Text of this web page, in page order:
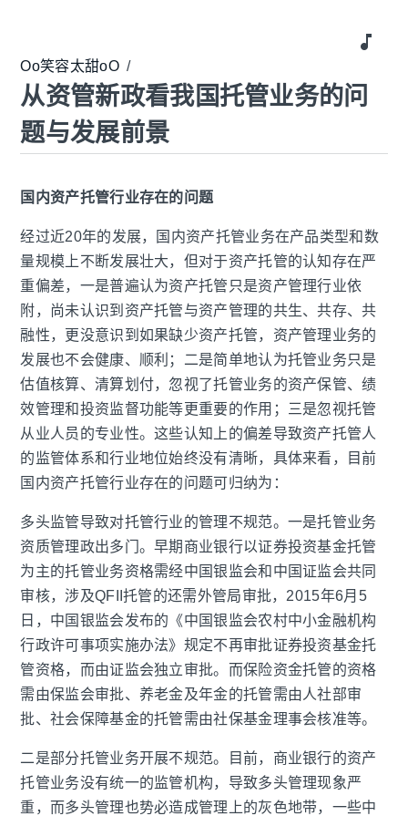
music_note
Oo笑容太甜oO /
从资管新政看我国托管业务的问
题与发展前景
国内资产托管行业存在的问题
经过近20年的发展，国内资产托管业务在产品类型和数
量规模上不断发展壮大，但对于资产托管的认知存在严
重偏差，一是普遍认为资产托管只是资产管理行业依
附，尚未认识到资产托管与资产管理的共生、共存、共
融性，更没意识到如果缺少资产托管，资产管理业务的
发展也不会健康、顺利；二是简单地认为托管业务只是
估值核算、清算划付，忽视了托管业务的资产保管、绩
效管理和投资监督功能等更重要的作用；三是忽视托管
从业人员的专业性。这些认知上的偏差导致资产托管人
的监管体系和行业地位始终没有清晰，具体来看，目前
国内资产托管行业存在的问题可归纳为：
多头监管导致对托管行业的管理不规范。一是托管业务
资质管理政出多门。早期商业银行以证券投资基金托管
为主的托管业务资格需经中国银监会和中国证监会共同
审核，涉及QFII托管的还需外管局审批， 2015年6月 5
日，中国银监会发布的《中国银监会农村中小金融机构
行政许可事项实施办法》规定不再审批证券投资基金托
管资格，而由证监会独立审批。而保险资金托管的资格
需由保监会审批、养老金及年金的托管需由人社部审
批、社会保障基金的托管需由社保基金理事会核准等。
二是部分托管业务开展不规范。目前，商业银行的资产
托管业务没有统一的监管机构，导致多头管理现象严
重，而多头管理也势必造成管理上的灰色地带，一些中